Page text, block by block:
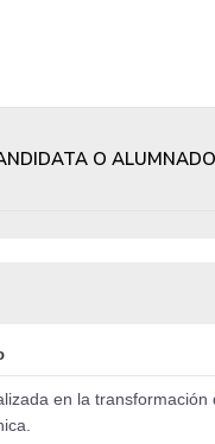
O ALUMNADO
en la